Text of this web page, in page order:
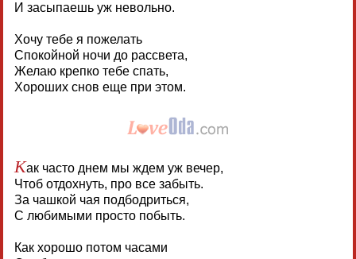
И засыпаешь уж невольно.
Хочу тебе я пожелать
Спокойной ночи до рассвета,
Желаю крепко тебе спать,
Хороших снов еще при этом.
Как часто днем мы ждем уж вечер,
Чтоб отдохнуть, про все забыть.
За чашкой чая подбодриться,
С любимыми просто побыть.
Как хорошо потом часами